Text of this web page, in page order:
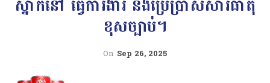
ខុសច្បាប់។
On Sep 26, 2025